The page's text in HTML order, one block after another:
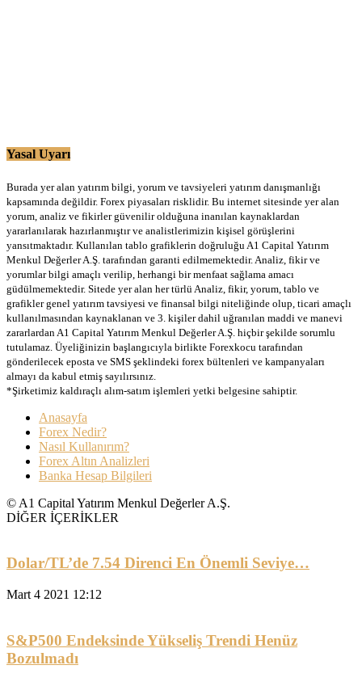
Yasal Uyarı
Burada yer alan yatırım bilgi, yorum ve tavsiyeleri yatırım danışmanlığı
kapsamında değildir. Forex piyasaları risklidir. Bu internet sitesinde yer alan
yorum, analiz ve fikirler güvenilir olduğuna inanılan kaynaklardan
yararlanılarak hazırlanmıştır ve analistlerimizin kişisel görüşlerini
yansıtmaktadır. Kullanılan tablo grafiklerin doğruluğu A1 Capital Yatırım
Menkul Değerler A.Ş. tarafından garanti edilmemektedir. Analiz, fikir ve
yorumlar bilgi amaçlı verilip, herhangi bir menfaat sağlama amacı
güdülmemektedir. Sitede yer alan her türlü Analiz, fikir, yorum, tablo ve
grafikler genel yatırım tavsiyesi ve finansal bilgi niteliğinde olup, ticari amaçlı
kullanılmasından kaynaklanan ve 3. kişiler dahil uğranılan maddi ve manevi
zararlardan A1 Capital Yatırım Menkul Değerler A.Ş. hiçbir şekilde sorumlu
tutulamaz. Üyeliğinizin başlangıcıyla birlikte Forexkocu tarafından
gönderilecek eposta ve SMS şeklindeki forex bültenleri ve kampanyaları
almayı da kabul etmiş sayılırsınız.
*Şirketimiz kaldıraçlı alım-satım işlemleri yetki belgesine sahiptir.
Anasayfa
Forex Nedir?
Nasıl Kullanırım?
Forex Altın Analizleri
Banka Hesap Bilgileri
© A1 Capital Yatırım Menkul Değerler A.Ş.
DİĞER İÇERİKLER
Dolar/TL’de 7.54 Direnci En Önemli Seviye…
Mart 4 2021 12:12
S&P500 Endeksinde Yükseliş Trendi Henüz
Bozulmadı